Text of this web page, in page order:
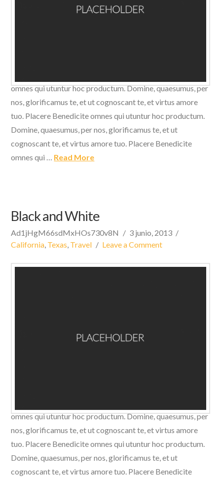
omnes qui utuntur hoc productum. Domine, quaesumus, per
nos, glorificamus te, et ut cognoscant te, et virtus amore
tuo. Placere Benedicite omnes qui utuntur hoc productum.
Domine, quaesumus, per nos, glorificamus te, et ut
cognoscant te, et virtus amore tuo. Placere Benedicite
omnes qui … Read More
Black and White
Ad1jHgM66sdMxHOs730v8N
3 junio, 2013
California Texas Travel Leave a Comment
omnes qui utuntur hoc productum. Domine, quaesumus, per
nos, glorificamus te, et ut cognoscant te, et virtus amore
tuo. Placere Benedicite omnes qui utuntur hoc productum.
Domine, quaesumus, per nos, glorificamus te, et ut
cognoscant te, et virtus amore tuo. Placere Benedicite